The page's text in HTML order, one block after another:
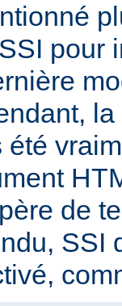
pour
été
de
SSI